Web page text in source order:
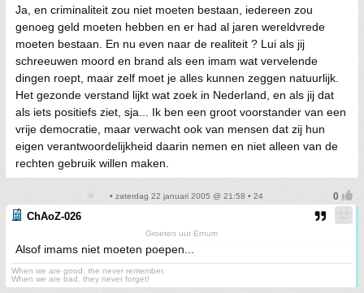
Ja, en criminaliteit zou niet moeten bestaan, iedereen zou
genoeg geld moeten hebben en er had al jaren wereldvrede
moeten bestaan. En nu even naar de realiteit ? Lui als jij
schreeuwen moord en brand als een imam wat vervelende
dingen roept, maar zelf moet je alles kunnen zeggen natuurlijk.
Het gezonde verstand lijkt wat zoek in Nederland, en als jij dat
als iets positiefs ziet, sja... Ik ben een groot voorstander van een
vrije democratie, maar verwacht ook van mensen dat zij hun
eigen verantwoordelijkheid daarin nemen en niet alleen van de
rechten gebruik willen maken.
• zaterdag 22 januari 2005 @ 21:58 • 24
ChAoZ-026
Groeten uut Ernum
Alsof imams niet moeten poepen...
When we are good, the never remember.
When we are bad, they never forget!